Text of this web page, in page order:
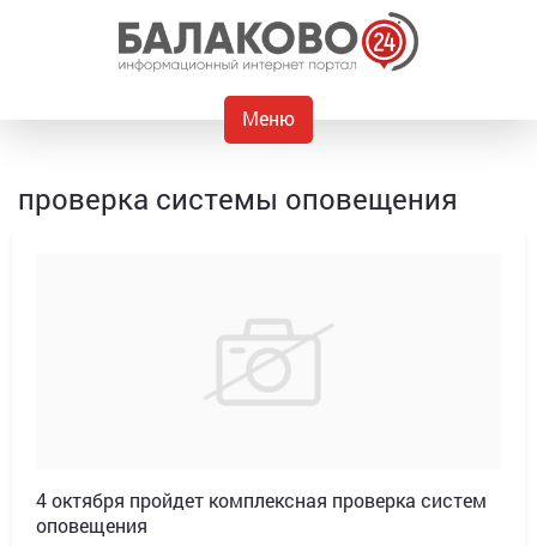
Меню
проверка системы оповещения
4 октября пройдет комплексная проверка систем
оповещения